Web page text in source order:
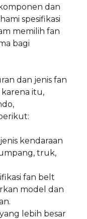
dan
spesifikasi
memilih fan
bagi
dan jenis fan
itu,
kendaraan
truk,
fan belt
model dan
lebih besar